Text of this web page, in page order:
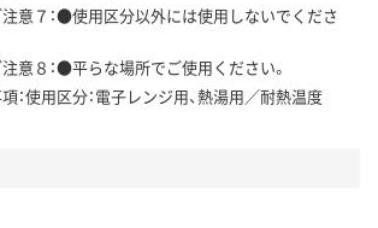
意７：●使用区分以外には使用しないでくださ
意８：●平らな場所でご使用ください。
：使用区分：電子レンジ用、熱湯用／耐熱温度